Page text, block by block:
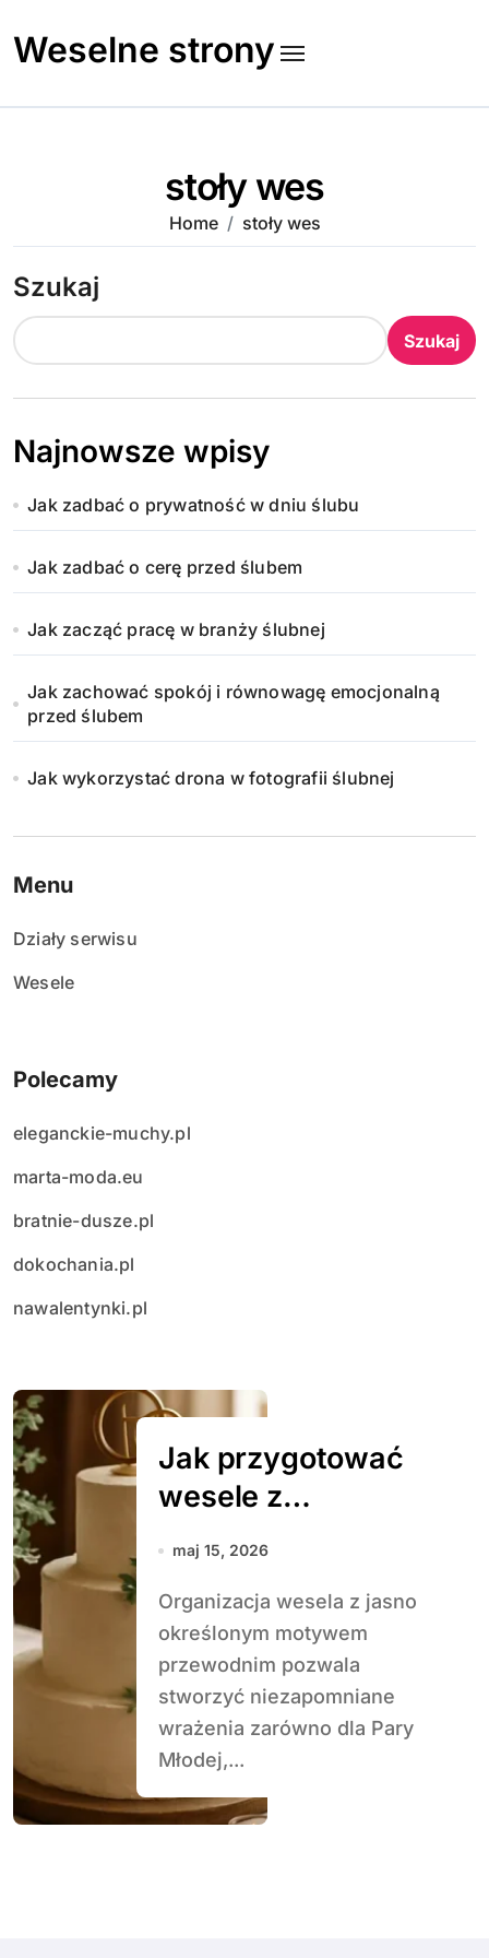
to
content
Weselne strony
stoły wes
Home stoły wes
Szukaj
Szukaj
Najnowsze wpisy
Jak zadbać o prywatność w dniu ślubu
Jak zadbać o cerę przed ślubem
Jak zacząć pracę w branży ślubnej
Jak zachować spokój i równowagę emocjonalną
przed ślubem
Jak wykorzystać drona w fotografii ślubnej
Menu
Działy serwisu
Wesele
Polecamy
eleganckie-muchy.pl
marta-moda.eu
bratnie-dusze.pl
dokochania.pl
nawalentynki.pl
Jak przygotować
wesele z
motywem
lub książki
maj 15, 2026
Organizacja wesela z jasno
określonym motywem
przewodnim pozwala
stworzyć niezapomniane
wrażenia zarówno dla Pary
Młodej,...